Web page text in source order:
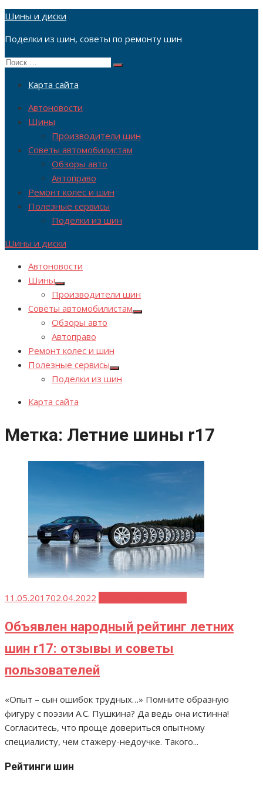
Перейти
содержимому
Шины и диски
Поделки из шин, советы по ремонту шин
Поиск
Поиск
Карта сайта
Автоновости
Шины
Производители шин
Советы автомобилистам
Обзоры авто
Автоправо
Ремонт колес и шин
Полезные сервисы
Поделки из шин
Шины и диски
Автоновости
Шины
Показывать
подменю
Производители шин
Советы автомобилистам
Показывать
Обзоры авто
Автоправо
Ремонт колес и шин
Полезные сервисы
Показывать
подменю
Поделки из шин
Карта сайта
Метка: Летние шины r17
Опубликовано
11.05.201702.04.2022
Объявлен народный рейтинг летних
шин r17: отзывы и советы
пользователей
«Опыт – сын ошибок трудных…» Помните образную
фигуру с поэзии А.С. Пушкина? Да ведь она истинна!
Согласитесь, что проще довериться опытному
специалисту, чем стажеру-недоучке. Такого...
Рейтинги шин